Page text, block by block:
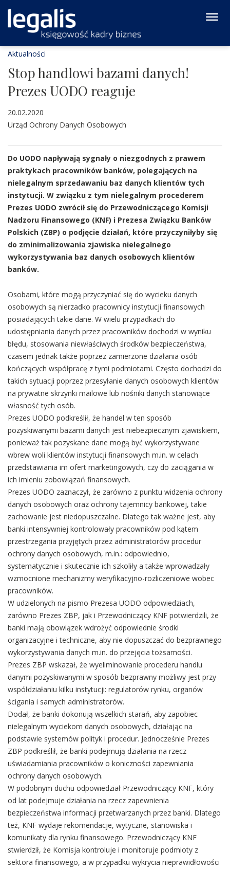
Aktualności
Stop handlowi bazami danych!
Prezes UODO reaguje
20.02.2020
Urząd Ochrony Danych Osobowych
Do UODO napływają sygnały o niezgodnych z prawem
praktykach pracowników banków, polegających na
nielegalnym sprzedawaniu baz danych klientów tych
instytucji. W związku z tym nielegalnym procederem
Prezes UODO zwrócił się do Przewodniczącego Komisji
Nadzoru Finansowego (KNF) i Prezesa Związku Banków
Polskich (ZBP) o podjęcie działań, które przyczyniłyby się
do zminimalizowania zjawiska nielegalnego
wykorzystywania baz danych osobowych klientów
banków.
Osobami, które mogą przyczyniać się do wycieku danych
osobowych są nierzadko pracownicy instytucji finansowych
posiadających takie dane. W wielu przypadkach do
udostępniania danych przez pracowników dochodzi w wyniku
błędu, stosowania niewłaściwych środków bezpieczeństwa,
czasem jednak także poprzez zamierzone działania osób
kończących współpracę z tymi podmiotami. Często dochodzi do
takich sytuacji poprzez przesyłanie danych osobowych klientów
na prywatne skrzynki mailowe lub nośniki danych stanowiące
własność tych osób.
Prezes UODO podkreślił, że handel w ten sposób
pozyskiwanymi bazami danych jest niebezpiecznym zjawiskiem,
ponieważ tak pozyskane dane mogą być wykorzystywane
wbrew woli klientów instytucji finansowych m.in. w celach
przedstawiania im ofert marketingowych, czy do zaciągania w
ich imieniu zobowiązań finansowych.
Prezes UODO zaznaczył, że zarówno z punktu widzenia ochrony
danych osobowych oraz ochrony tajemnicy bankowej, takie
zachowanie jest niedopuszczalne. Dlatego tak ważne jest, aby
banki intensywniej kontrolowały pracowników pod kątem
przestrzegania przyjętych przez administratorów procedur
ochrony danych osobowych, m.in.: odpowiednio,
systematycznie i skutecznie ich szkoliły a także wprowadzały
wzmocnione mechanizmy weryfikacyjno-rozliczeniowe wobec
pracowników.
W udzielonych na pismo Prezesa UODO odpowiedziach,
zarówno Prezes ZBP, jak i Przewodniczący KNF potwierdzili, że
banki mają obowiązek wdrożyć odpowiednie środki
organizacyjne i techniczne, aby nie dopuszczać do bezprawnego
wykorzystywania danych m.in. do przejęcia tożsamości.
Prezes ZBP wskazał, że wyeliminowanie procederu handlu
danymi pozyskiwanymi w sposób bezprawny możliwy jest przy
współdziałaniu kilku instytucji: regulatorów rynku, organów
ścigania i samych administratorów.
Dodał, że banki dokonują wszelkich starań, aby zapobiec
nielegalnym wyciekom danych osobowych, działając na
podstawie systemów polityk i procedur. Jednocześnie Prezes
ZBP podkreślił, że banki podejmują działania na rzecz
uświadamiania pracowników o koniczności zapewniania
ochrony danych osobowych.
W podobnym duchu odpowiedział Przewodniczący KNF, który
od lat podejmuje działania na rzecz zapewnienia
bezpieczeństwa informacji przetwarzanych przez banki. Dlatego
też, KNF wydaje rekomendacje, wytyczne, stanowiska i
komunikaty dla rynku finansowego. Przewodniczący KNF
stwierdził, że Komisja kontroluje i monitoruje podmioty z
sektora finansowego, a w przypadku wykrycia nieprawidłowości